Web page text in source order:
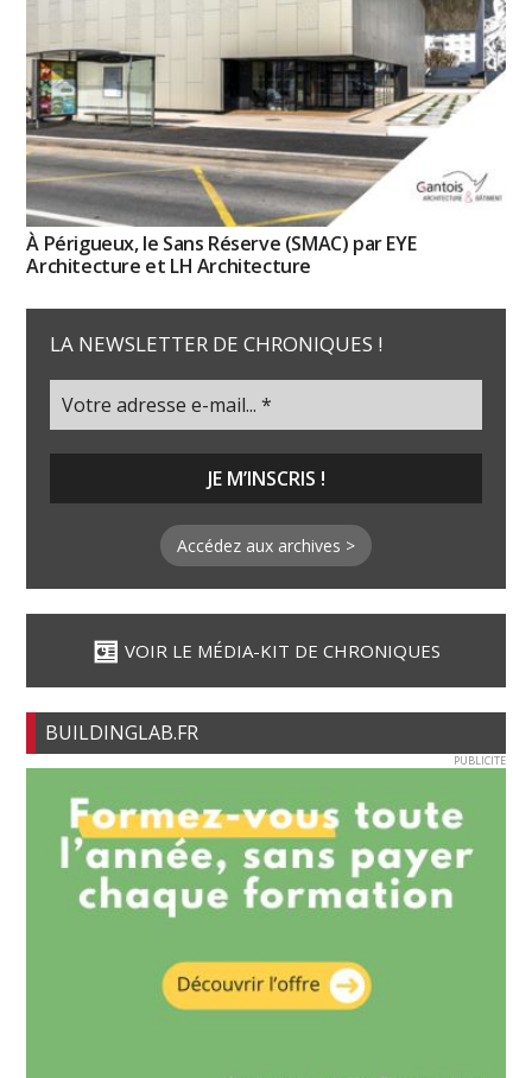
À Périgueux, le Sans Réserve (SMAC) par EYE
Architecture et LH Architecture
LA NEWSLETTER DE CHRONIQUES !
Accédez aux archives >
VOIR LE MÉDIA-KIT DE CHRONIQUES
BUILDINGLAB.FR
PUBLICITE